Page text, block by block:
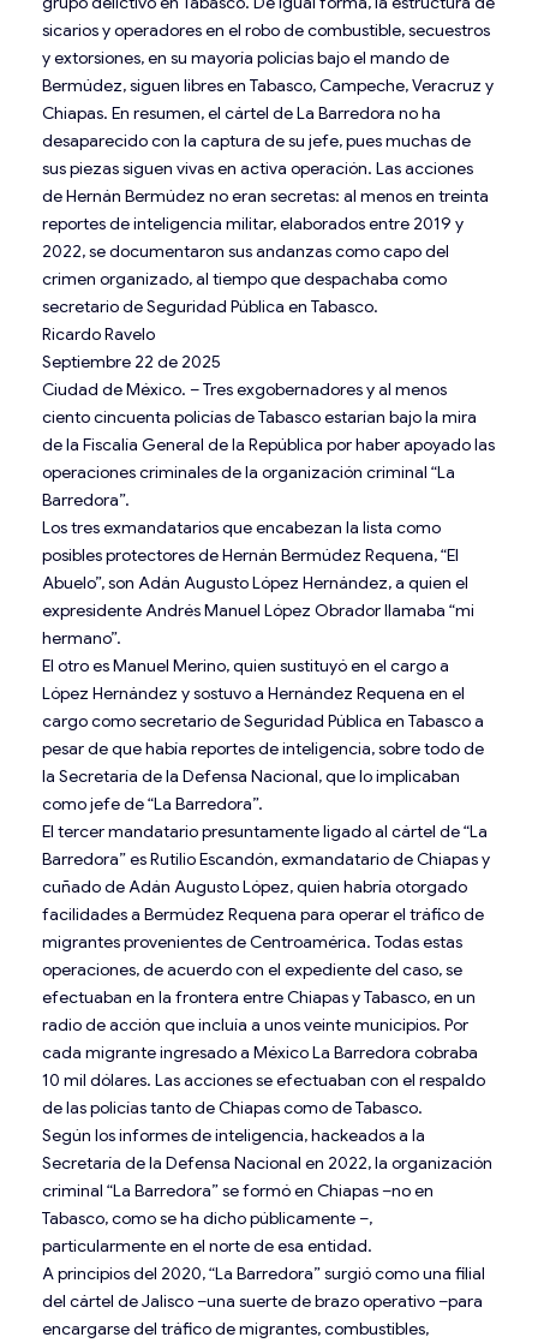
sicarios y operadores en el robo de combustible, secuestros
y extorsiones, en su mayoría policías bajo el mando de
Bermúdez, siguen libres en Tabasco, Campeche, Veracruz y
Chiapas. En resumen, el cártel de La Barredora no ha
desaparecido con la captura de su jefe, pues muchas de
sus piezas siguen vivas en activa operación. Las acciones
de Hernán Bermúdez no eran secretas: al menos en treinta
reportes de inteligencia militar, elaborados entre 2019 y
2022, se documentaron sus andanzas como capo del
crimen organizado, al tiempo que despachaba como
secretario de Seguridad Pública en Tabasco.
Ricardo Ravelo
Septiembre 22 de 2025
Ciudad de México. – Tres exgobernadores y al menos
ciento cincuenta policías de Tabasco estarían bajo la mira
de la Fiscalía General de la República por haber apoyado las
operaciones criminales de la organización criminal “La
Barredora”.
Los tres exmandatarios que encabezan la lista como
posibles protectores de Hernán Bermúdez Requena, “El
Abuelo”, son Adán Augusto López Hernández, a quien el
expresidente Andrés Manuel López Obrador llamaba “mi
hermano”.
El otro es Manuel Merino, quien sustituyó en el cargo a
López Hernández y sostuvo a Hernández Requena en el
cargo como secretario de Seguridad Pública en Tabasco a
pesar de que había reportes de inteligencia, sobre todo de
la Secretaría de la Defensa Nacional, que lo implicaban
como jefe de “La Barredora”.
El tercer mandatario presuntamente ligado al cártel de “La
Barredora” es Rutilio Escandón, exmandatario de Chiapas y
cuñado de Adán Augusto López, quien habría otorgado
facilidades a Bermúdez Requena para operar el tráfico de
migrantes provenientes de Centroamérica. Todas estas
operaciones, de acuerdo con el expediente del caso, se
efectuaban en la frontera entre Chiapas y Tabasco, en un
radio de acción que incluía a unos veinte municipios. Por
cada migrante ingresado a México La Barredora cobraba
10 mil dólares. Las acciones se efectuaban con el respaldo
de las policías tanto de Chiapas como de Tabasco.
Según los informes de inteligencia, hackeados a la
Secretaría de la Defensa Nacional en 2022, la organización
criminal “La Barredora” se formó en Chiapas –no en
Tabasco, como se ha dicho públicamente –,
particularmente en el norte de esa entidad.
A principios del 2020, “La Barredora” surgió como una filial
del cártel de Jalisco –una suerte de brazo operativo –para
encargarse del tráfico de migrantes, combustibles,